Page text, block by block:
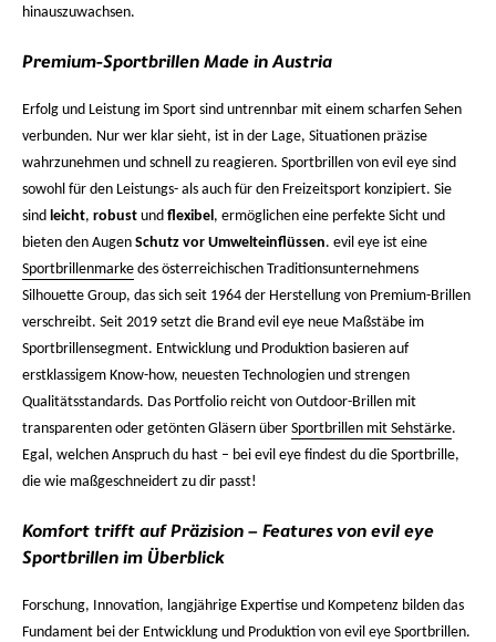
hinauszuwachsen.
Premium-Sportbrillen Made in Austria
Erfolg und Leistung im Sport sind untrennbar mit einem scharfen Sehen
verbunden. Nur wer klar sieht, ist in der Lage, Situationen präzise
wahrzunehmen und schnell zu reagieren. Sportbrillen von evil eye sind
sowohl für den Leistungs- als auch für den Freizeitsport konzipiert. Sie
sind leicht, robust und flexibel, ermöglichen eine perfekte Sicht und
bieten den Augen Schutz vor Umwelteinflüssen. evil eye ist eine
Sportbrillenmarke des österreichischen Traditionsunternehmens
Silhouette Group, das sich seit 1964 der Herstellung von Premium-Brillen
verschreibt. Seit 2019 setzt die Brand evil eye neue Maßstäbe im
Sportbrillensegment. Entwicklung und Produktion basieren auf
erstklassigem Know-how, neuesten Technologien und strengen
Qualitätsstandards. Das Portfolio reicht von Outdoor-Brillen mit
transparenten oder getönten Gläsern über Sportbrillen mit Sehstärke.
Egal, welchen Anspruch du hast – bei evil eye findest du die Sportbrille,
die wie maßgeschneidert zu dir passt!
Komfort trifft auf Präzision – Features von evil eye
Sportbrillen im Überblick
Forschung, Innovation, langjährige Expertise und Kompetenz bilden das
Fundament bei der Entwicklung und Produktion von evil eye Sportbrillen.